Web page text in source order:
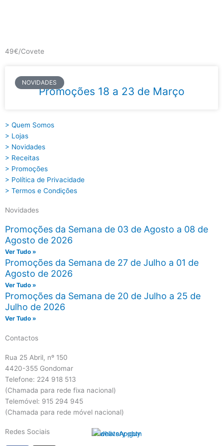
49€/Covete
NOVIDADES
Promoções 18 a 23 de Março
> Quem Somos
> Lojas
> Novidades
> Receitas
> Promoções
> Política de Privacidade
> Termos e Condições
Novidades
Promoções da Semana de 03 de Agosto a 08 de
Agosto de 2026
Ver Tudo »
Promoções da Semana de 27 de Julho a 01 de
Agosto de 2026
Ver Tudo »
Promoções da Semana de 20 de Julho a 25 de
Julho de 2026
Ver Tudo »
Contactos
Rua 25 Abril, nº 150
4420-355 Gondomar
Telefone: 224 918 513
(Chamada para rede fixa nacional)
Telemóvel: 915 294 945
(Chamada para rede móvel nacional)
Redes Sociais